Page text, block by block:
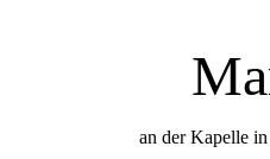
an der Kapelle